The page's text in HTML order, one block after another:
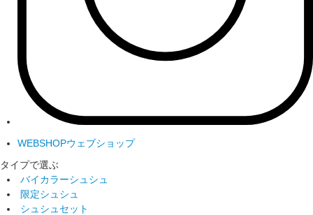
WEBSHOPウェブショップ
タイプで選ぶ
バイカラーシュシュ
限定シュシュ
シュシュセット